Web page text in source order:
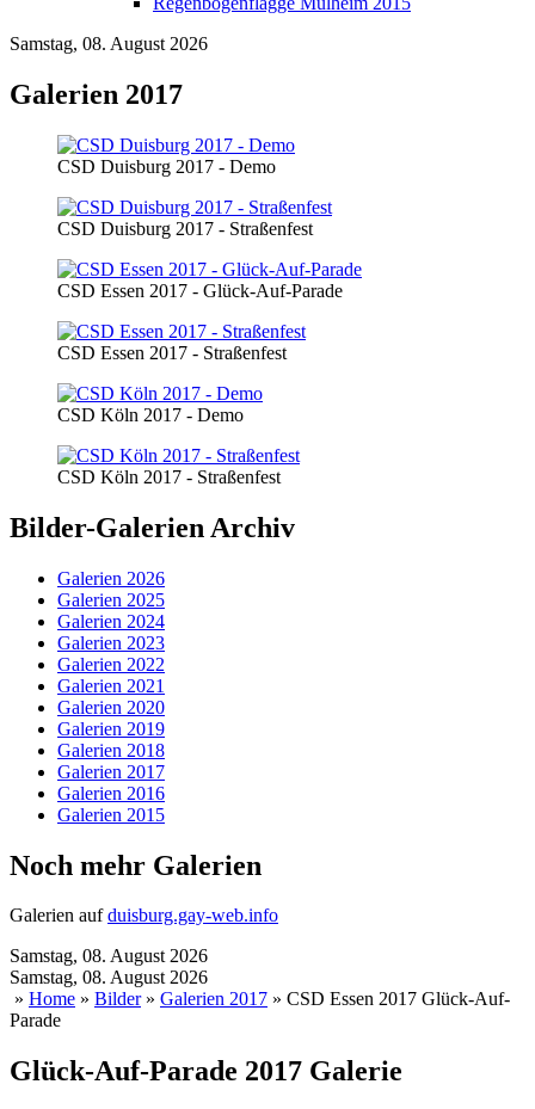
Samstag, 08. August 2026
Galerien 2017
CSD Duisburg 2017 - Demo
CSD Duisburg 2017 - Straßenfest
CSD Essen 2017 - Glück-Auf-Parade
CSD Essen 2017 - Straßenfest
CSD Köln 2017 - Demo
CSD Köln 2017 - Straßenfest
Bilder-Galerien Archiv
Galerien 2026
Galerien 2025
Galerien 2024
Galerien 2023
Galerien 2022
Galerien 2021
Galerien 2020
Galerien 2019
Galerien 2018
Galerien 2017
Galerien 2016
Galerien 2015
Noch mehr Galerien
Galerien aufduisburg.gay-web.info
Samstag, 08. August 2026
Samstag, 08. August 2026
» Home » Bilder» Galerien 2017 » CSD Essen 2017 Glück-Auf-
Parade
Glück-Auf-Parade 2017 Galerie